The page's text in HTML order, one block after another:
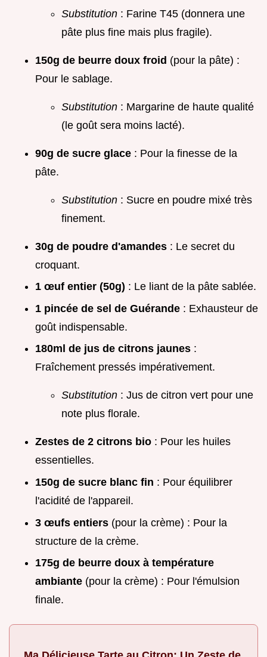
Substitution : Farine T45 (donnera une
pâte plus fine mais plus fragile).
150g de beurre doux froid (pour la pâte) :
Pour le sablage.
Substitution : Margarine de haute qualité
(le goût sera moins lacté).
90g de sucre glace : Pour la finesse de la
pâte.
Substitution : Sucre en poudre mixé très
finement.
30g de poudre d'amandes : Le secret du
croquant.
1 œuf entier (50g) : Le liant de la pâte sablée.
1 pincée de sel de Guérande : Exhausteur de
goût indispensable.
180ml de jus de citrons jaunes :
Fraîchement pressés impérativement.
Substitution : Jus de citron vert pour une
note plus florale.
Zestes de 2 citrons bio : Pour les huiles
essentielles.
150g de sucre blanc fin : Pour équilibrer
l'acidité de l'appareil.
3 œufs entiers (pour la crème) : Pour la
structure de la crème.
175g de beurre doux à température
ambiante (pour la crème) : Pour l'émulsion
finale.